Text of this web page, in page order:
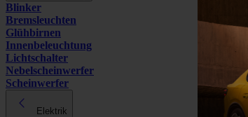
Blinker
Bremsleuchten
Glühbirnen
Innenbeleuchtung
Lichtschalter
Nebelscheinwerfer
Scheinwerfer
Elektrik